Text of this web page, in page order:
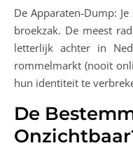
De Apparaten-Dump:
broekzak. De meest
letterlijk achter in
rommelmarkt (nooit
hun identiteit te
De